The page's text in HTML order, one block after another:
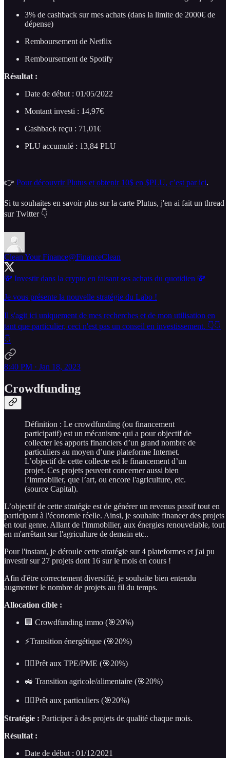
3% de cashback sur mes achats (dans la limite de 2000€ de
dépense)
Remboursement de Netflix
Remboursement de Spotify
Résultat :
Date de début : 01/05/2022
Montant investi : 14,97€
Cashback reçu : 71,01€
PLU accumulé : 13,84 PLU
👉 Pour découvrir Plutus et obtenir 10$ en $PLU, c’est par ici.
Si tu souhaites en savoir plus sur la carte Plutus, j'en ai fait un thread
sur Twitter 👇
Clean Your Finance@FinanceClean
💸 Investir dans la crypto en faisant ses achats du quotidien 💸
Je vous présente la nouvelle stratégie du Labo !
Il s'agit ici uniquement de mes recherches et de mon utilisation en
tant que particulier, ceci n'est pas un conseil en investissement. 👇👇
👇
8:40 PM · Jan 18, 2023
Crowdfunding
Définition : Le crowdfunding (ou financement
participatif) est un mécanisme qui a pour objectif de
collecter les apports financiers d’un grand nombre de
particuliers au moyen d’une plateforme Internet.
L’objectif de cette collecte est le financement d’un
projet. Ces projets peuvent concerner aussi bien
l’immobilier, que l’art, ou encore l'agriculture, etc.
(source Capital).
L’objectif de cette stratégie est de générer un revenus passif tout en
participant à l'économie réelle. Ainsi, je souhaite financer des projets
en tout genre. Allant de l'immobilier, aux énergies renouvelable, tout
en m'arrêtant sur l'agriculture de demain etc..
Pour l'instant, je déroule cette stratégie sur 4 plateformes et j'ai pu
investir sur 27 projets dont 16 sur le mois en cours !
Afin d'être correctement diversifié, je souhaite bien entendu
augmenter le nombre de projets au fil du temps.
Allocation cible :
🏢 Crowdfunding immo (🎯20%)
⚡️Transition énergétique (🎯20%)
👷‍♂️Prêt aux TPE/PME (🎯20%)
🚜 Transition agricole/alimentaire (🎯20%)
🧍‍♂️Prêt aux particuliers (🎯20%)
Stratégie : Participer à des projets de qualité chaque mois.
Résultat :
Date de début : 01/12/2021